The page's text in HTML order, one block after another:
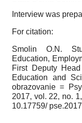
Interview was
For citation:
Smolin O.N.
Education,
First Deputy
Education and
obrazovanie =
2017, vol. 22, no.
10.17759/